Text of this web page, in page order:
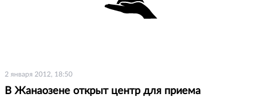
2 января 2012, 18:50
В Жанаозене открыт центр для приема